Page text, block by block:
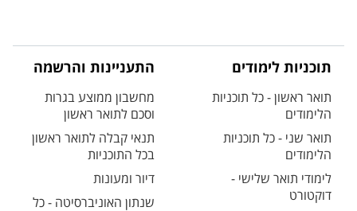
תוכניות לימודים
תואר ראשון - כל תוכניות
הלימודים
תואר שני - כל תוכניות
הלימודים
לימודי תואר שלישי -
דוקטורט
התעניינות והרשמה
מחשבון ממוצע בגרות
וסכם לתואר ראשון
תנאי קבלה לתואר ראשון
בכל התוכניות
דיור ומעונות
שנתון האוניברסיטה - כל